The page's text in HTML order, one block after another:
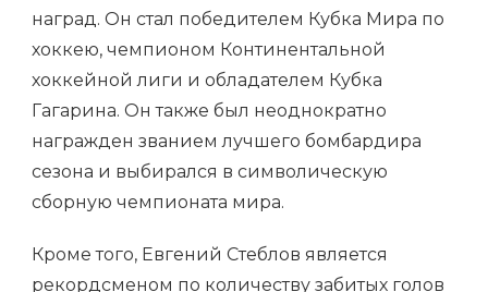
наград. Он стал победителем Кубка Мира по
хоккею, чемпионом Континентальной
хоккейной лиги и обладателем Кубка
Гагарина. Он также был неоднократно
награжден званием лучшего бомбардира
сезона и выбирался в символическую
сборную чемпионата мира.
Кроме того, Евгений Стеблов является
рекордсменом по количеству забитых голов